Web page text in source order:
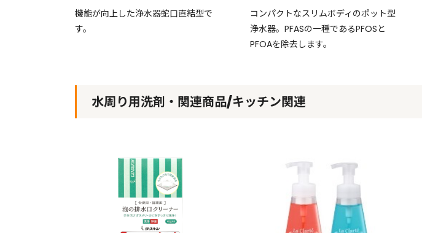
機能が向上した浄水器蛇口直結型で
す。
コンパクトなスリムボディのポット型
浄水器。PFASの一種であるPFOSと
PFOAを除去します。
水周り用洗剤・関連商品/キッチン関連